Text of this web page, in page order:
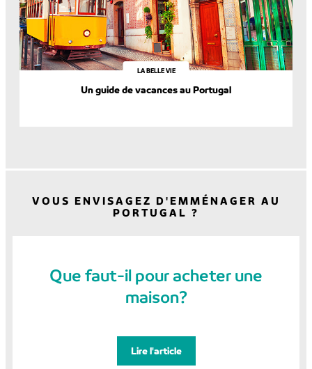
LA BELLE VIE
Un guide de vacances au Portugal
VOUS ENVISAGEZ D'EMMÉNAGER AU
PORTUGAL ?
Que faut-il pour acheter une
maison?
Lire l'article